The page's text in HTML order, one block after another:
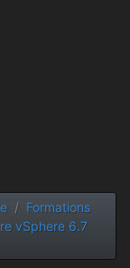
Formations
vSphere 6.7